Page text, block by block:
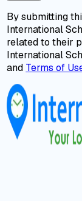
By submitting
International
related to their
International
and Terms of